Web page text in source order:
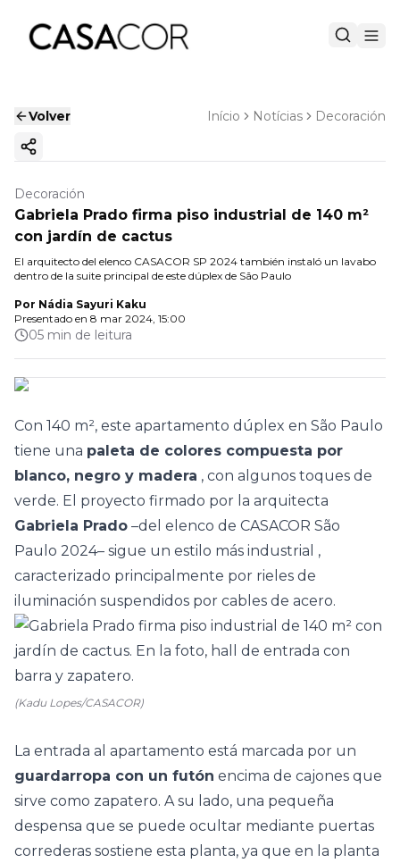
Volver Início Notícias Decoración
Copiar enlace
Decoración
Gabriela Prado firma piso industrial de 140 m²
con jardín de cactus
El arquitecto del elenco CASACOR SP 2024 también instaló un lavabo
dentro de la suite principal de este dúplex de São Paulo
Por Nádia Sayuri Kaku
Presentado en 8 mar 2024, 15:00
05 min de leitura
Con 140 m², este apartamento dúplex en São Paulo
tiene una paleta de colores compuesta por
blanco, negro y madera , con algunos toques de
verde. El proyecto firmado por la arquitecta
Gabriela Prado –del elenco de CASACOR São
Paulo 2024– sigue un estilo más industrial ,
caracterizado principalmente por rieles de
iluminación suspendidos por cables de acero.
(Kadu Lopes/CASACOR)
La entrada al apartamento está marcada por un
guardarropa con un futón encima de cajones que
sirve como zapatero. A su lado, una pequeña
despensa que se puede ocultar mediante puertas
correderas sostiene esta planta, ya que en la planta